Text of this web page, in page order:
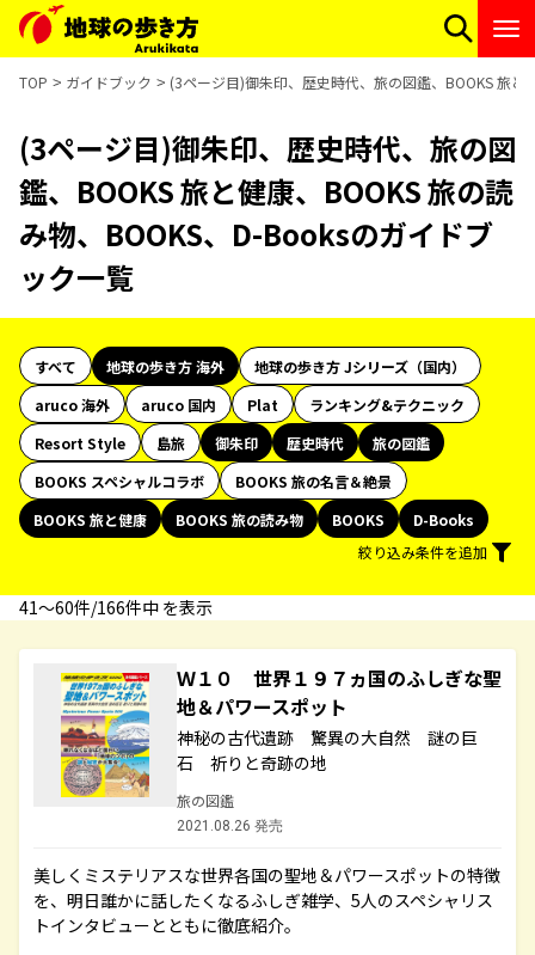
TOP ガイドブック (3ページ目)御朱印、歴史時代、旅の図鑑、BOOKS 旅
(3ページ目)御朱印、歴史時代、旅の図
鑑、BOOKS 旅と健康、BOOKS 旅の読
み物、BOOKS、D-Booksのガイドブ
ック一覧
すべて 地球の歩き方 海外
地球の歩き方 Jシリーズ（国内）
aruco 海外
aruco 国内 Plat
ランキング&テクニック
Resort Style
島旅 御朱印 歴史時代
旅の図鑑
BOOKS スペシャルコラボ
BOOKS 旅の名言＆絶景
BOOKS 旅と健康
BOOKS 旅の読み物 BOOKS
D-Books
絞り込み条件を追加
41〜60件/166件中 を表示
Ｗ１０ 世界１９７ヵ国のふしぎな聖
地＆パワースポット
神秘の古代遺跡 驚異の大自然 謎の巨
石 祈りと奇跡の地
旅の図鑑
2021.08.26 発売
美しくミステリアスな世界各国の聖地＆パワースポットの特徴
を、明日誰かに話したくなるふしぎ雑学、5人のスペシャリス
トインタビューとともに徹底紹介。